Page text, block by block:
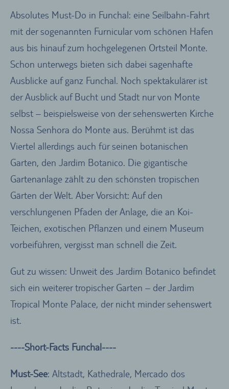
Absolutes Must-Do in Funchal: eine Seilbahn-Fahrt
mit der sogenannten Furnicular vom schönen Hafen
aus bis hinauf zum hochgelegenen Ortsteil Monte.
Schon unterwegs bieten sich dabei sagenhafte
Ausblicke auf ganz Funchal. Noch spektakulärer ist
der Ausblick auf Bucht und Stadt nur von Monte
selbst – beispielsweise von der sehenswerten Kirche
Nossa Senhora do Monte aus. Berühmt ist das
Viertel allerdings auch für seinen botanischen
Garten, den Jardim Botanico. Die gigantische
Gartenanlage zählt zu den schönsten tropischen
Gärten der Welt. Aber Vorsicht: Auf den
verschlungenen Pfaden der Anlage, die an Koi-
Teichen, exotischen Pflanzen und einem Museum
vorbeiführen, vergisst man schnell die Zeit.
Gut zu wissen: Unweit des Jardim Botanico befindet
sich ein weiterer tropischer Garten – der Jardim
Tropical Monte Palace, der nicht minder sehenswert
ist.
----Short-Facts Funchal----
Must-See: Altstadt, Kathedrale, Mercado dos